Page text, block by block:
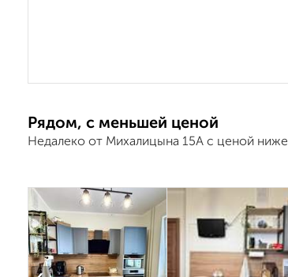
Рядом, с меньшей ценой
Недалеко от Михалицына 15А с ценой ниже